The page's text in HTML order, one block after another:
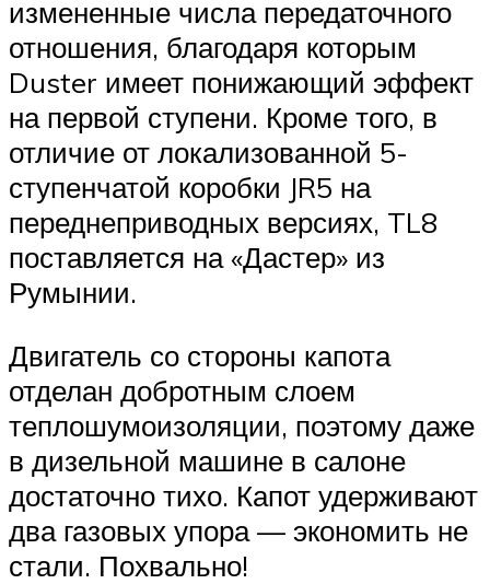
измененные числа передаточного
отношения, благодаря которым
Duster имеет понижающий эффект
на первой ступени. Кроме того, в
отличие от локализованной 5-
ступенчатой коробки JR5 на
переднеприводных версиях, TL8
поставляется на «Дастер» из
Румынии.
Двигатель со стороны капота
отделан добротным слоем
теплошумоизоляции, поэтому даже
в дизельной машине в салоне
достаточно тихо. Капот удерживают
два газовых упора — экономить не
стали. Похвально!